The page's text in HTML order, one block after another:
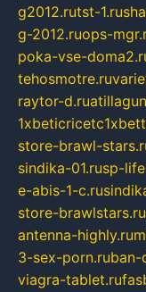
g2012.rutst-1.ru
g-2012.ruops-
poka-vse-
tehosmotre.ru
raytor-d.ru
store-brawl-
sindika-01.rusp-
e-abis-1-c.ru
store-brawlstars.ru
antenna-highly.ru
3-sex-porn.ruban-
viagra-tablet.ru